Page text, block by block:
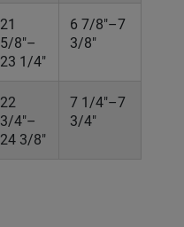
21
5/8"–
23 1/4"
6 7/8"–7
3/8"
22
3/4"–
24 3/8"
7 1/4"–7
3/4"